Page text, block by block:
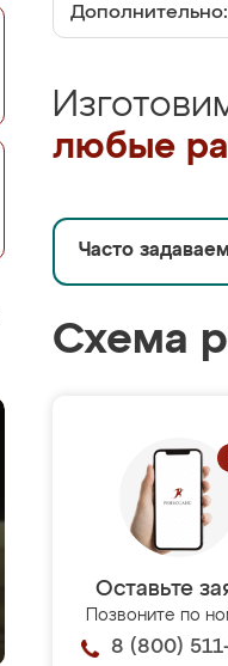
Дополнительно:
любые
Часто
Схема
Оставьте
Позвоните по
8 (800)